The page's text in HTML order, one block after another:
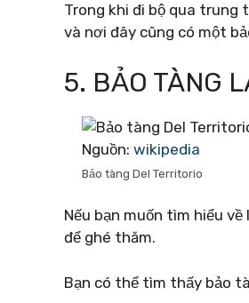
Trong khi đi bộ qua trung
và nơi đây cũng có một
5. BẢO TÀNG
Nguồn: wikipedia
Bảo tàng Del Territorio
Nếu bạn muốn tìm hiểu
để ghé thăm.
Bạn có thể tìm thấy bảo